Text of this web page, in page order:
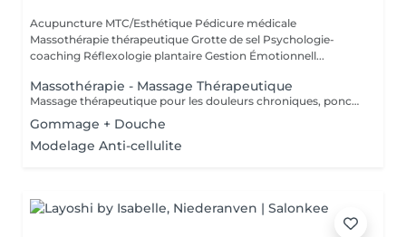
Acupuncture MTC/Esthétique Pédicure médicale
Massothérapie thérapeutique Grotte de sel Psychologie-
coaching Réflexologie plantaire Gestion Émotionnell...
Massothérapie - Massage Thérapeutique
Massage thérapeutique pour les douleurs chroniques, ponctuelles ou psycho-corporelle. Massage également anti-stress, pour relâcher l'esprit et vous connecter à votre corps. Accompagnement Phytothérapie et Diapasons thérapeutiques.
Gommage + Douche
Modelage Anti-cellulite